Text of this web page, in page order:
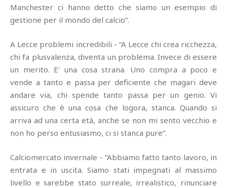
Manchester ci hanno detto che siamo un esempio di
gestione per il mondo del calcio”.
A Lecce problemi incredibili - “A Lecce chi crea ricchezza,
chi fa plusvalenza, diventa un problema. Invece di essere
un merito. E' una cosa strana. Uno compra a poco e
vende a tanto e passa per deficiente che magari deve
andare via, chi spende tanto passa per un genio. Vi
assicuro che è una cosa che logora, stanca. Quando si
arriva ad una certa età, anche se non mi sento vecchio e
non ho perso entusiasmo, ci si stanca pure”.
Calciomercato invernale - “Abbiamo fatto tanto lavoro, in
entrata e in uscita. Siamo stati impegnati al massimo
livello e sarebbe stato surreale, irrealistico, rinunciare